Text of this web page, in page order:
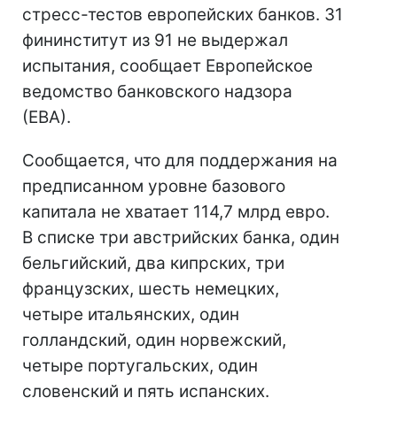
стресс-тестов европейских банков. 31
фининститут из 91 не выдержал
испытания, сообщает Европейское
ведомство банковского надзора
(ЕВА).
Сообщается, что для поддержания на
предписанном уровне базового
капитала не хватает 114,7 млрд евро.
В списке три австрийских банка, один
бельгийский, два кипрских, три
французских, шесть немецких,
четыре итальянских, один
голландский, один норвежский,
четыре португальских, один
словенский и пять испанских.